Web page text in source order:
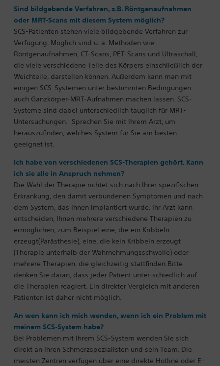
Sind bildgebende Verfahren, z.B. Röntgenaufnahmen
oder MRT-Scans mit diesem System möglich?
SCS-Patienten stehen viele bildgebende Verfahren zur
Verfügung. Möglich sind u. a. Methoden wie
Röntgenaufnahmen, CT-Scans, PET-Scans und Ultraschall,
die viele verschiedene Teile des Körpers einschließlich der
Weichteile, darstellen können. Außerdem kann man mit
einigen SCS-Systemen unter bestimmten Bedingungen
auch Ganzkörper-MRT-Aufnahmen machen lassen. SCS-
Systeme sind dabei unterschiedlich tauglich für MRT-
Untersuchungen. Sprechen Sie mit Ihrem Arzt, um
herauszufinden, welches System für Sie am besten
geeignet ist.
Ich habe von verschiedenen SCS-Therapien gehört. Kann
ich sie alle in Anspruch nehmen?
Die Wahl der Therapie richtet sich nach Ihrer spezifischen
Erkrankung, den damit verbundenen Symptomen und nach
dem System, das Ihnen implantiert wurde. Ihr Arzt kann
entscheiden, Ihnen mehrere verschiedene Therapien zu
ermöglichen, zum Beispiel eine, die ein Kribbeln
erzeugt(Parästhesie), eine, die kein Kribbeln erzeugt
(Therapie unterhalb der Wahrnehmungsschwelle) oder
mehrere Therapien, die gleichzeitig stattfinden.Bitte
denken Sie daran, dass jeder Patient unter-schiedlich auf
die Therapien reagiert. Ein direkter Vergleich mit anderen
Patienten ist daher nicht möglich.
An wen kann ich mich wenden, wenn ich ein Problem mit
meinem SCS-System habe?
Bei Problemen mit Ihrem SCS-System wenden Sie sich
direkt an Ihren Schmerzspezialisten und sein Team. Die
meisten Zentren verfügen über eine direkte Hotline oder E-